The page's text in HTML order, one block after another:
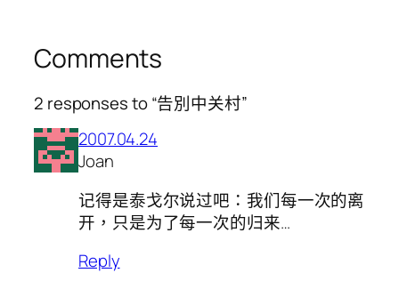
Comments
2 responses to “告別中关村”
2007.04.24
Joan
记得是泰戈尔说过吧：我们每一次的离
开，只是为了每一次的归来…
Reply